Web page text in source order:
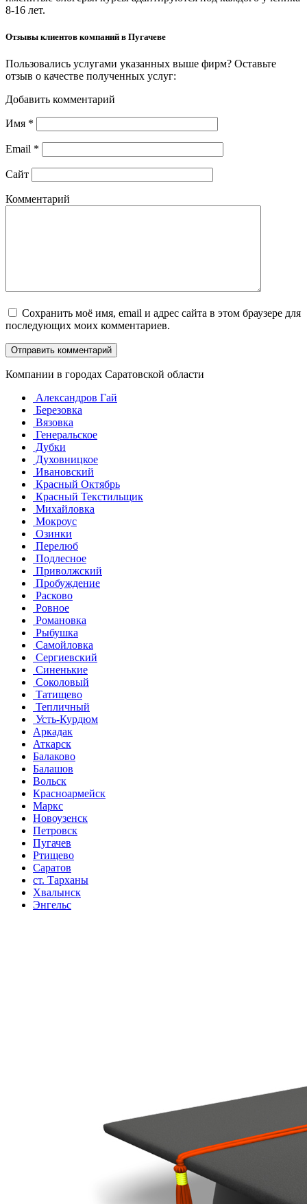
8-16 лет.
Отзывы клиентов компаний в Пугачеве
Пользовались услугами указанных выше фирм? Оставьте
отзыв о качестве полученных услуг:
Добавить комментарий
Имя *
Email *
Сайт
Комментарий
Сохранить моё имя, email и адрес сайта в этом браузере для
последующих моих комментариев.
Компании в городах Саратовской области
Александров Гай
Березовка
Вязовка
Генеральское
Дубки
Духовницкое
Ивановский
Красный Октябрь
Красный Текстильщик
Михайловка
Мокроус
Озинки
Перелюб
Подлесное
Приволжский
Пробуждение
Расково
Ровное
Романовка
Рыбушка
Самойловка
Сергиевский
Синенькие
Соколовый
Татищево
Тепличный
Усть-Курдюм
Аркадак
Аткарск
Балаково
Балашов
Вольск
Красноармейск
Маркс
Новоузенск
Петровск
Пугачев
Ртищево
Саратов
ст. Тарханы
Хвалынск
Энгельс